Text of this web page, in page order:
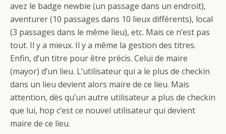
avez le badge newbie (un passage dans un endroit),
aventurer (10 passages dans 10 lieux différents), local
(3 passages dans le même lieu), etc. Mais ce n’est pas
tout. Il y a mieux. Il y a même la gestion des titres.
Enfin, d’un titre pour être précis. Celui de maire
(mayor) d’un lieu. L’utilisateur qui a le plus de checkin
dans un lieu devient alors maire de ce lieu. Mais
attention, dès qu’un autre utilisateur a plus de checkin
que lui, hop c’est ce nouvel utilisateur qui devient
maire de ce lieu.